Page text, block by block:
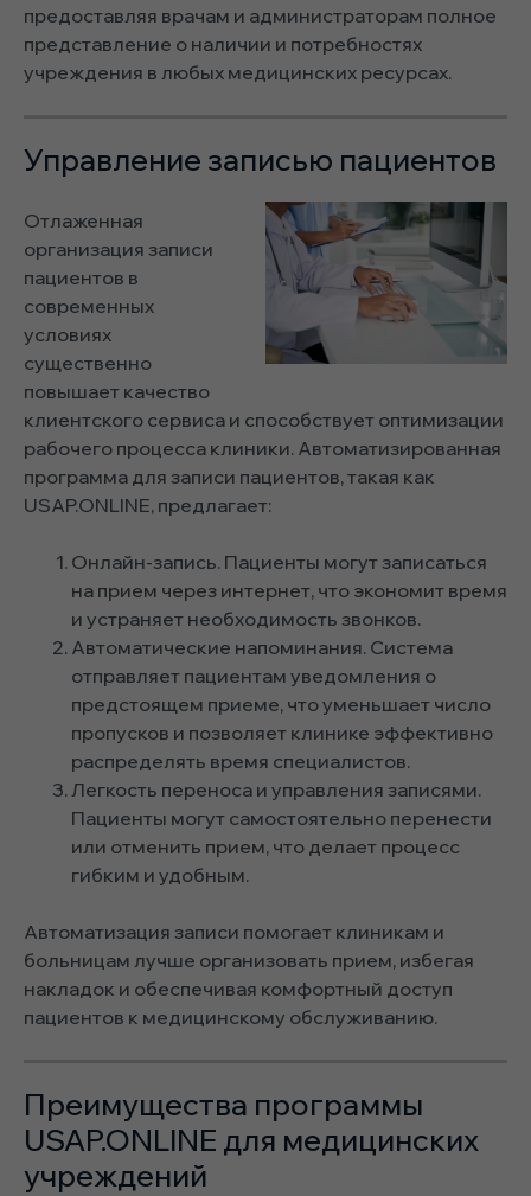
предоставляя врачам и администраторам полное
представление о наличии и потребностях
учреждения в любых медицинских ресурсах.
Управление записью пациентов
Отлаженная
организация записи
пациентов в
современных
условиях
существенно
повышает качество
клиентского сервиса и способствует оптимизации
рабочего процесса клиники. Автоматизированная
программа для записи пациентов, такая как
USAP.ONLINE, предлагает:
Онлайн-запись. Пациенты могут записаться
на прием через интернет, что экономит время
и устраняет необходимость звонков.
Автоматические напоминания. Система
отправляет пациентам уведомления о
предстоящем приеме, что уменьшает число
пропусков и позволяет клинике эффективно
распределять время специалистов.
Легкость переноса и управления записями.
Пациенты могут самостоятельно перенести
или отменить прием, что делает процесс
гибким и удобным.
Автоматизация записи помогает клиникам и
больницам лучше организовать прием, избегая
накладок и обеспечивая комфортный доступ
пациентов к медицинскому обслуживанию.
Преимущества программы
USAP.ONLINE для медицинских
учреждений